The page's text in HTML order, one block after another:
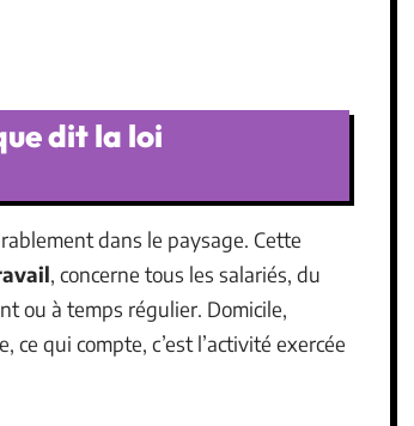
dit la loi
dans le paysage. Cette
, concerne tous les salariés, du
ou à temps régulier. Domicile,
qui compte, c’est l’activité exercée